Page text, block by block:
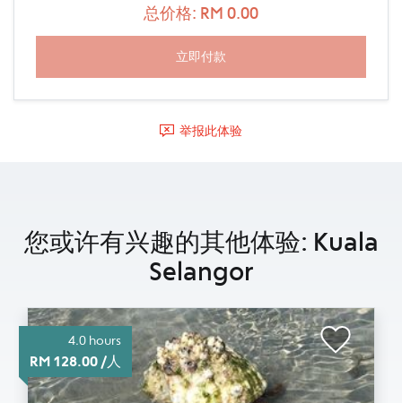
总价格: RM 0.00
举报此体验
您或许有兴趣的其他体验: Kuala
Selangor
4.0 hours
RM 128.00 /人